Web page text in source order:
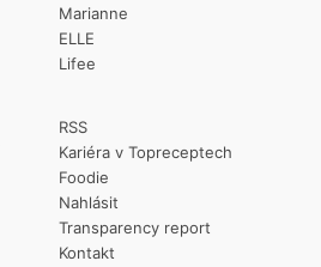
RSS
Kariéra v Topreceptech
Foodie
Nahlásit
Transparency report
Kontakt
Marianne
ELLE
Lifee